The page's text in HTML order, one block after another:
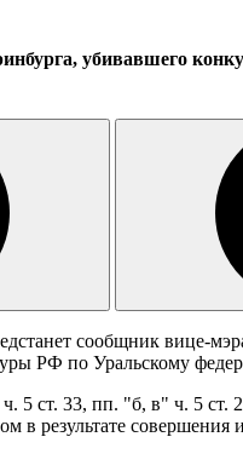
убивавшего
сообщник вице-
РФ по Уральскому
5 ст. 33, пп. "б, в" ч. 5
в результате совершения